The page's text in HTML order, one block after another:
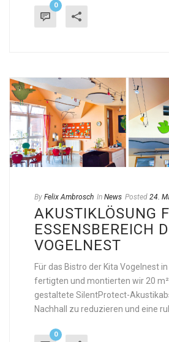
0
By Felix Ambrosch In News Posted 24.
AKUSTIKLÖSUNG
ESSENSBEREICH
VOGELNEST
Für das Bistro der Kita Vogelnest
fertigten und montierten wir 20
gestaltete SilentProtect-
Nachhall zu reduzieren und eine
0